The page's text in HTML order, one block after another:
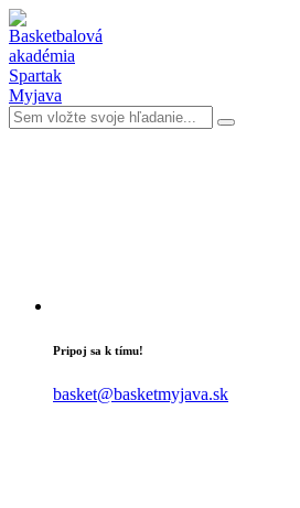
Pripoj sa k tímu!
basket@basketmyjava.sk